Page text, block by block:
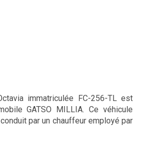
immatriculée FC-256-TL est
GATSO MILLIA. Ce véhicule
par un chauffeur employé par